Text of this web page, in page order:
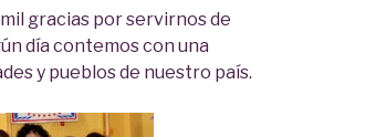
gracias por servirnos de
día contemos con una
y pueblos de nuestro país.